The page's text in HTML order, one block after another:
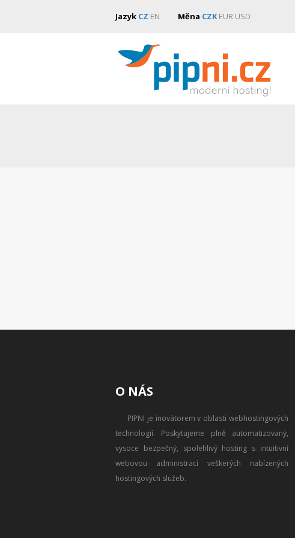
Jazyk CZ EN Měna CZK EUR USD
O NÁS
PIPNI je inovátorem v oblasti webhostingových
technologií. Poskytujeme plně automatizovaný,
vysoce bezpečný, spolehlivý hosting s intuitivní
webovou administrací veškerých nabízených
hostingových služeb.